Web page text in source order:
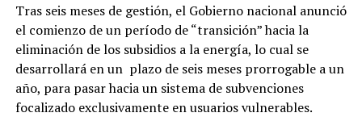
Tras seis meses de gestión, el Gobierno nacional anunció
el comienzo de un período de “transición” hacia la
eliminación de los subsidios a la energía, lo cual se
desarrollará en un plazo de seis meses prorrogable a un
año, para pasar hacia un sistema de subvenciones
focalizado exclusivamente en usuarios vulnerables.